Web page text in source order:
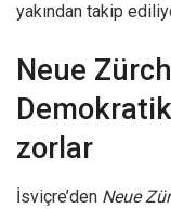
yakından takip
Neue
zorlar
İsviçre’den Neue